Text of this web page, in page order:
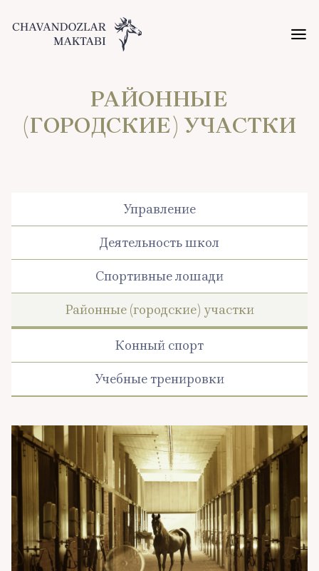
РАЙОННЫЕ
(ГОРОДСКИЕ) УЧАСТКИ
Управление
Деятельность школ
Спортивные лошади
Районные (городские) участки
Конный спорт
Учебные тренировки